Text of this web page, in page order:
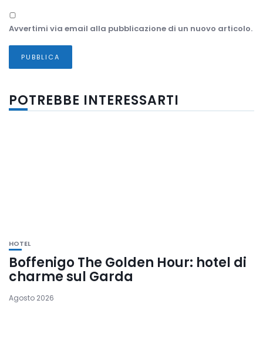
Avvertimi via email alla pubblicazione di un nuovo articolo.
POTREBBE INTERESSARTI
HOTEL
Boffenigo The Golden Hour: hotel di
charme sul Garda
Agosto 2026